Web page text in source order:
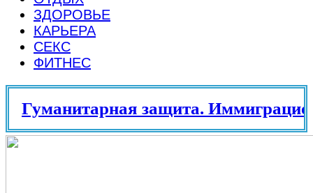
ЗДОРОВЬЕ
КАРЬЕРА
СЕКС
ФИТНЕС
Гуманитарная защита.